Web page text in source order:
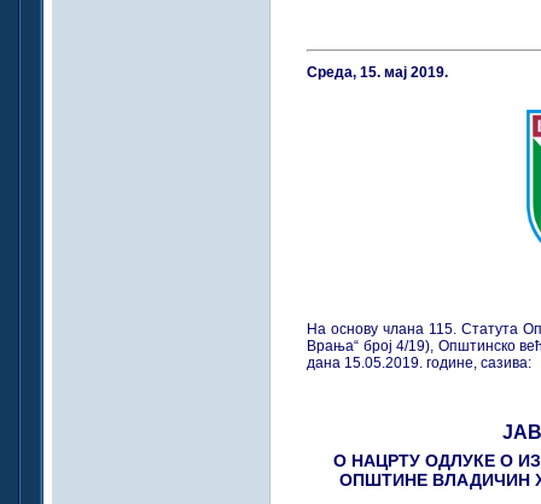
Среда, 15. мај 2019.
На основу члана 115. Статута
Врања“ број 4/19), Општинско
дана 15.05.2019. године, сазива:
О НАЦРТУ ОДЛУКЕ О
ОПШТИНЕ ВЛАДИЧИН